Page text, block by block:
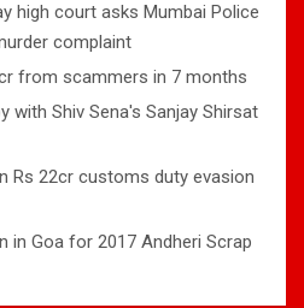
high court asks Mumbai Police
complaint
from scammers in 7 months
with Shiv Sena's Sanjay Shirsat
Rs 22cr customs duty evasion
in Goa for 2017 Andheri Scrap